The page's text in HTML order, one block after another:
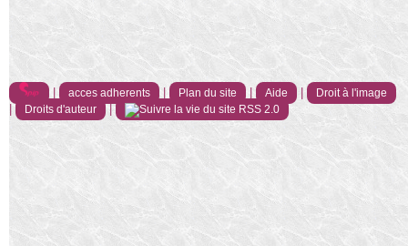
acces adherents Plan du site Aide Droit à l'image
Droits d'auteur RSS 2.0